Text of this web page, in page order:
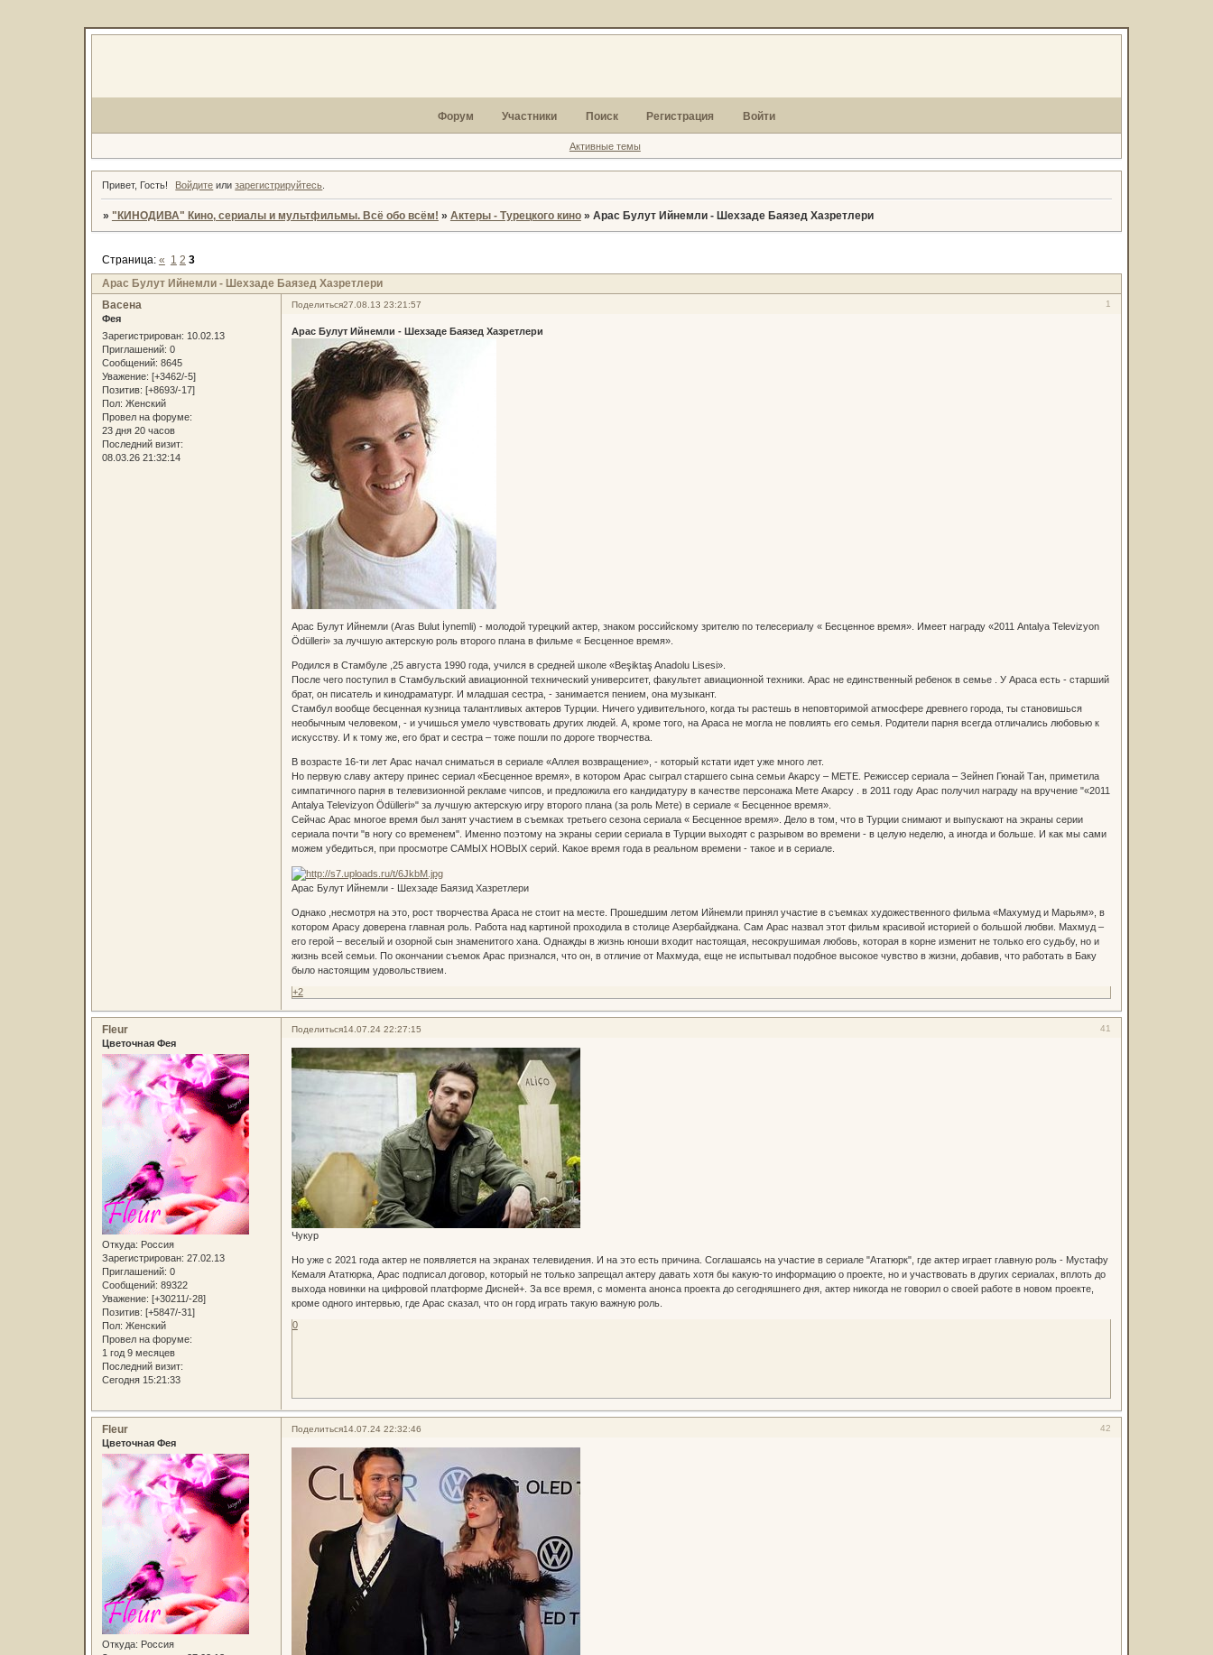
Форум Участники Поиск Регистрация Войти
Активные темы
Привет, Гость! Войдите илизарегистрируйтесь
» "КИНОДИВА" Кино, сериалы и мультфильмы. Всё обо всём! » Актеры - Турецкого кино » Арас Булут Ийнемли - Шехзаде Баязед Хазретлери
Арас Булут Ийнемли - Шехзаде Баязед Хазретлери
Страница: « 1 2 3
Поделиться 1
27.08.13 23:21:57
Васена
Фея
Зарегистрирован: 10.02.13
Приглашений: 0
Сообщений: 8645
Уважение: [+3462/-5]
Позитив: [+8693/-17]
Пол: Женский
Провел на форуме:
23 дня 20 часов
Последний визит:
08.03.26 21:32:14
Арас Булут Ийнемли - Шехзаде Баязед Хазретлери
Арас Булут Ийнемли (Aras Bulut İynemli) - молодой турецкий актер, знаком российскому зрителю по телесериалу « Бесценное время». Имеет награду «2011 Antalya Televizyon
Ödülleri» за лучшую актерскую роль второго плана в фильме « Бесценное время».
Родился в Стамбуле ,25 августа 1990 года, учился в средней школе «Beşiktaş Anadolu Lisesi».
После чего поступил в Стамбульский авиационной технический университет, факультет авиационной техники. Арас не единственный ребенок в семье . У Араса есть - старший
брат, он писатель и кинодраматург. И младшая сестра, - занимается пением, она музыкант.
Стамбул вообще бесценная кузница талантливых актеров Турции. Ничего удивительного, когда ты растешь в неповторимой атмосфере древнего города, ты становишься
необычным человеком, - и учишься умело чувствовать других людей. А, кроме того, на Араса не могла не повлиять его семья. Родители парня всегда отличались любовью к
искусству. И к тому же, его брат и сестра – тоже пошли по дороге творчества.
В возрасте 16-ти лет Арас начал сниматься в сериале «Аллея возвращение», - который кстати идет уже много лет.
Но первую славу актеру принес сериал «Бесценное время», в котором Арас сыграл старшего сына семьи Акарсу – МЕТЕ. Режиссер сериала – Зейнеп Гюнай Тан, приметила
симпатичного парня в телевизионной рекламе чипсов, и предложила его кандидатуру в качестве персонажа Мете Акарсу . в 2011 году Арас получил награду на вручение "«2011
Antalya Televizyon Ödülleri»" за лучшую актерскую игру второго плана (за роль Мете) в сериале « Бесценное время».
Сейчас Арас многое время был занят участием в съемках третьего сезона сериала « Бесценное время». Дело в том, что в Турции снимают и выпускают на экраны серии
сериала почти "в ногу со временем". Именно поэтому на экраны серии сериала в Турции выходят с разрывом во времени - в целую неделю, а иногда и больше. И как мы сами
можем убедиться, при просмотре САМЫХ НОВЫХ серий. Какое время года в реальном времени - такое и в сериале.
Арас Булут Ийнемли - Шехзаде Баязид Хазретлери
Однако ,несмотря на это, рост творчества Араса не стоит на месте. Прошедшим летом Ийнемли принял участие в съемках художественного фильма «Махумуд и Марьям», в
котором Арасу доверена главная роль. Работа над картиной проходила в столице Азербайджана. Сам Арас назвал этот фильм красивой историей о большой любви. Махмуд –
его герой – веселый и озорной сын знаменитого хана. Однажды в жизнь юноши входит настоящая, несокрушимая любовь, которая в корне изменит не только его судьбу, но и
жизнь всей семьи. По окончании съемок Арас признался, что он, в отличие от Махмуда, еще не испытывал подобное высокое чувство в жизни, добавив, что работать в Баку
было настоящим удовольствием.
+2
Поделиться 41
14.07.24 22:27:15
Fleur
Цветочная Фея
Откуда: Россия
Зарегистрирован: 27.02.13
Приглашений: 0
Сообщений: 89322
Уважение: [+30211/-28]
Позитив: [+5847/-31]
Пол: Женский
Провел на форуме:
1 год 9 месяцев
Последний визит:
Сегодня 15:21:33
Чукур
Но уже с 2021 года актер не появляется на экранах телевидения. И на это есть причина. Соглашаясь на участие в сериале "Ататюрк", где актер играет главную роль - Мустафу
Кемаля Ататюрка, Арас подписал договор, который не только запрещал актеру давать хотя бы какую-то информацию о проекте, но и участвовать в других сериалах, вплоть до
выхода новинки на цифровой платформе Дисней+. За все время, с момента анонса проекта до сегодняшнего дня, актер никогда не говорил о своей работе в новом проекте,
кроме одного интервью, где Арас сказал, что он горд играть такую важную роль.
0
Поделиться 42
14.07.24 22:32:46
Fleur
Цветочная Фея
Откуда: Россия